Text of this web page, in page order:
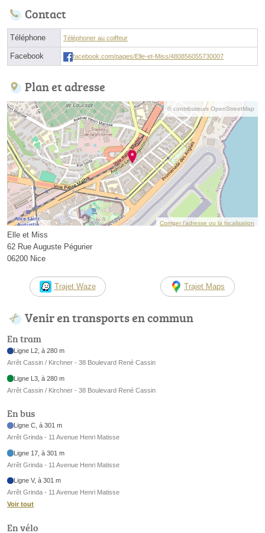
Contact
Téléphone Téléphoner au coiffeur
Facebook facebook.com/pages/Elle-et-Miss/480856055730007
Plan et adresse
© contributeurs OpenStreetMap
Corriger l’adresse ou la localisation
Elle et Miss
62 Rue Auguste Pégurier
06200 Nice
Trajet Waze Trajet Maps
Venir en transports en commun
En tram
Ligne L2, à 280 m
Arrêt Cassin / Kirchner - 38 Boulevard René Cassin
Ligne L3, à 280 m
Arrêt Cassin / Kirchner - 38 Boulevard René Cassin
En bus
Ligne C, à 301 m
Arrêt Grinda - 11 Avenue Henri Matisse
Ligne 17, à 301 m
Arrêt Grinda - 11 Avenue Henri Matisse
Ligne V, à 301 m
Arrêt Grinda - 11 Avenue Henri Matisse
Voir tout
En vélo